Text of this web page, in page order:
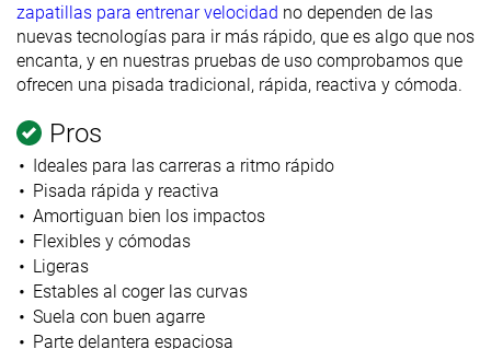
zapatillas para entrenar velocidad no dependen de las
nuevas tecnologías para ir más rápido, que es algo que nos
encanta, y en nuestras pruebas de uso comprobamos que
ofrecen una pisada tradicional, rápida, reactiva y cómoda.
Pros
Ideales para las carreras a ritmo rápido
Pisada rápida y reactiva
Amortiguan bien los impactos
Flexibles y cómodas
Ligeras
Estables al coger las curvas
Suela con buen agarre
Parte delantera espaciosa